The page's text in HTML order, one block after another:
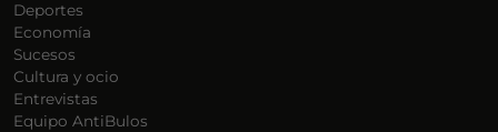
Deportes
Economía
Sucesos
Cultura y ocio
Entrevistas
Equipo AntiBulos